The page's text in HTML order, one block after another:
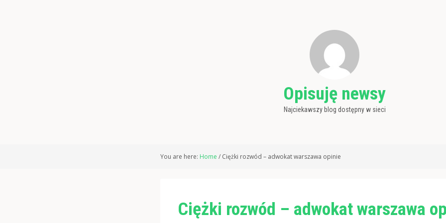
Opisuję newsy
Najciekawszy blog dostępny w sieci
You are here: Home / Ciężki rozwód – adwokat warszawa opinie
Ciężki rozwód – adwokat warszawa